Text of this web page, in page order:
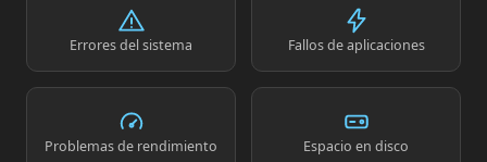
Errores del sistema Fallos de aplicaciones
Problemas de rendimiento Espacio en disco